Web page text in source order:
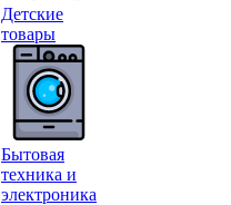
Детские
товары
Бытовая
техника и
электроника